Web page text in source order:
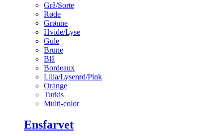
Grå/Sorte
Røde
Grønne
Hvide/Lyse
Gule
Brune
Blå
Bordeaux
Lilla/Lyserød/Pink
Orange
Turkis
Multi-color
Ensfarvet